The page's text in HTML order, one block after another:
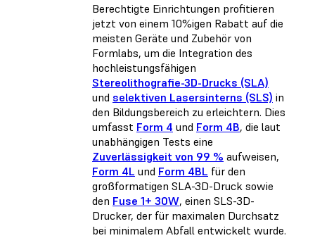
Berechtigte Einrichtungen profitieren
jetzt von einem 10%igen Rabatt auf die
meisten Geräte und Zubehör von
Formlabs, um die Integration des
hochleistungsfähigen
Stereolithografie-3D-Drucks (SLA)
und selektiven Lasersinterns (SLS) in
den Bildungsbereich zu erleichtern. Dies
umfasst Form 4 und Form 4B, die laut
unabhängigen Tests eine
Zuverlässigkeit von 99 % aufweisen,
Form 4L und Form 4BL für den
großformatigen SLA-3D-Druck sowie
den Fuse 1+ 30W, einen SLS-3D-
Drucker, der für maximalen Durchsatz
bei minimalem Abfall entwickelt wurde.